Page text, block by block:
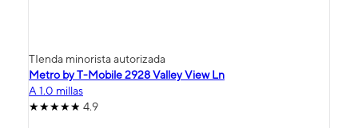
TIenda minorista autorizada
Metro by T-Mobile 2928 Valley View Ln
A 1.0 millas
4.9